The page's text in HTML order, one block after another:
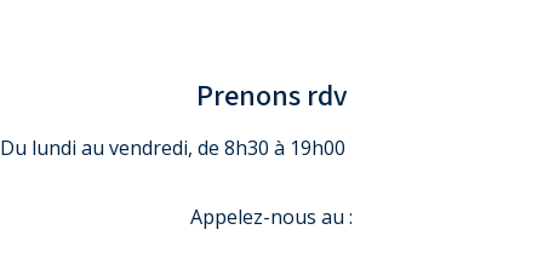
Prenons rdv
Du lundi au vendredi, de 8h30 à 19h00
Appelez-nous au :